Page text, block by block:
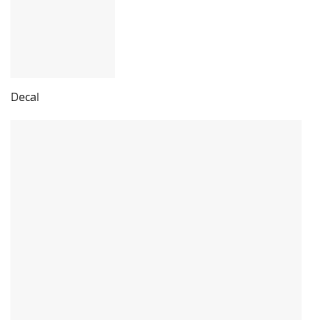
Decal